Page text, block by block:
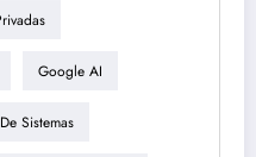
Google AI
Sistemas